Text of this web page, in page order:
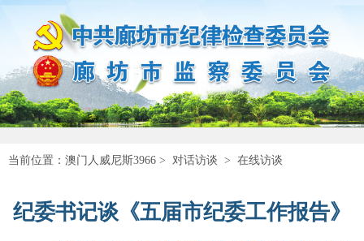
当前位置： 澳门人威尼斯3966 > 对话访谈 > 在线访谈
纪委书记谈《五届市纪委工作报告》